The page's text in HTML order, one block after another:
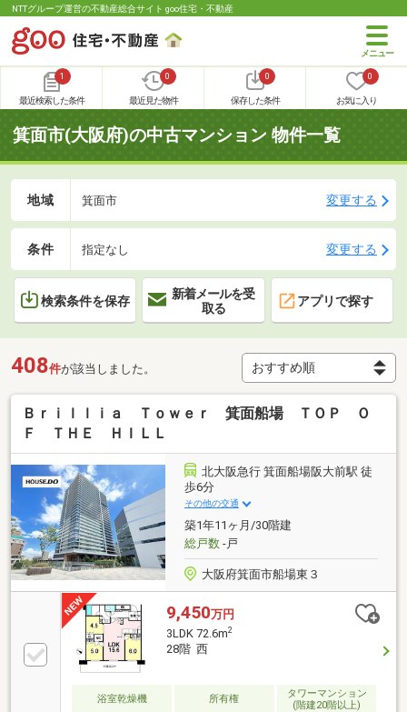
NTTグループ運営の不動産総合サイト goo住宅・不動産
1
最近検索した条件
0
最近見た物件
0
保存した条件
0
お気に入り
箕面市(大阪府)の中古マンション 物件一覧
地域 箕面市 変更する
条件 指定なし 変更する
検索条件を保存
新着メールを受
取る
アプリで探す
408件が該当しました。
Ｂｒｉｌｌｉａ Ｔｏｗｅｒ 箕面船場 ＴＯＰ Ｏ
Ｆ ＴＨＥ ＨＩＬＬ
北大阪急行 箕面船場阪大前駅 徒
歩6分
その他の交通
築1年11ヶ月/30階建
総戸数-戸
大阪府箕面市船場東３
9,450万円
3LDK 72.6m2
28階 西
浴室乾燥機 所有権
タワーマンション
(階建20階以上)